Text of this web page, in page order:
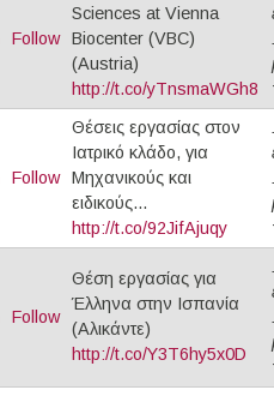
Follow
Sciences at Vienna
Biocenter (VBC)
(Austria)
http://t.co/yTnsmaWGh8
Follow
Θέσεις εργασίας στον
Ιατρικό κλάδο, για
Μηχανικούς και
ειδικούς...
http://t.co/92JifAjuqy
Follow
Θέση εργασίας για
Έλληνα στην Ισπανία
(Αλικάντε)
http://t.co/Y3T6hy5x0D